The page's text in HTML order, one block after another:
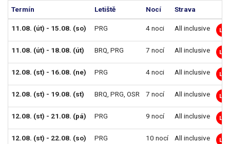
Termín Letiště Nocí Strava
11.08. (út) - 15.08. (so) PRG 4 noci All inclusive LM
11.08. (út) - 18.08. (út) BRQ PRG 7 nocí All inclusive LM
12.08. (st) - 16.08. (ne) PRG 4 noci All inclusive LM
12.08. (st) - 19.08. (st) BRQ PRG OSR 7 nocí All inclusive LM
12.08. (st) - 21.08. (pá) PRG 9 nocí All inclusive LM
12.08. (st) - 22.08. (so) PRG 10 nocí All inclusive LM